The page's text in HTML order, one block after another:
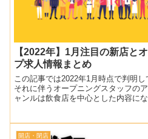
【2022年】1月注目の新店と
プ求人情報まとめ
この記事では2022年1月時点で判明し
それに伴うオープニングスタッフの
ャンルは飲食店を中心とした内容に
開店・閉店